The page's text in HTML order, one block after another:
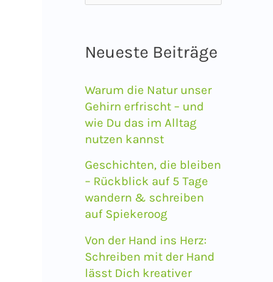
u
h
n
n
c
h
Neueste Beiträge
Warum die Natur unser
Gehirn erfrischt – und
wie Du das im Alltag
nutzen kannst
Geschichten, die bleiben
– Rückblick auf 5 Tage
wandern & schreiben
auf Spiekeroog
Von der Hand ins Herz:
Schreiben mit der Hand
lässt Dich kreativer